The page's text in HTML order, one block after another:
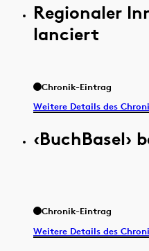
Regionaler
lanciert
Chronik-Eintrag
Weitere Details des
‹BuchBasel›
Chronik-Eintrag
Weitere Details des